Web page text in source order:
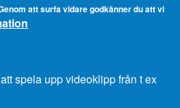
Mariehamn
att surfa vidare godkänner du att vi
spela upp videoklipp från t ex